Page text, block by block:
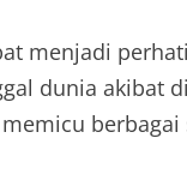
menjadi
dunia akibat